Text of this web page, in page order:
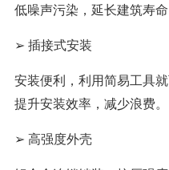
低噪声污染，延长建筑寿
➢ 插接式安装
安装便利，利用简易工具
提升安装效率，减少浪费。
➢ 高强度外壳